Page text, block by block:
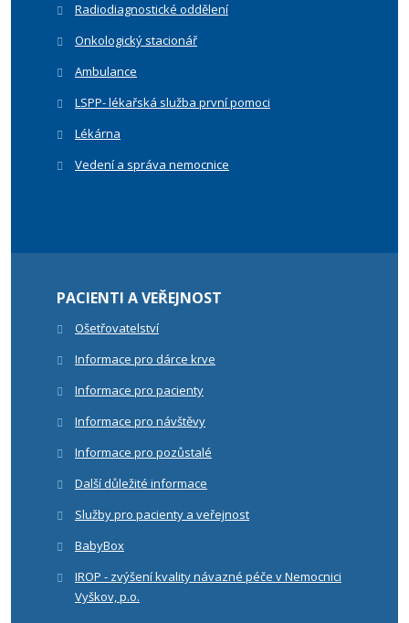
Radiodiagnostické oddělení
Onkologický stacionář
Ambulance
LSPP- lékařská služba první pomoci
Lékárna
Vedení a správa nemocnice
PACIENTI A VEŘEJNOST
Ošetřovatelství
Informace pro dárce krve
Informace pro pacienty
Informace pro návštěvy
Informace pro pozůstalé
Další důležité informace
Služby pro pacienty a veřejnost
BabyBox
IROP - zvýšení kvality návazné péče v Nemocnici
Vyškov, p.o.